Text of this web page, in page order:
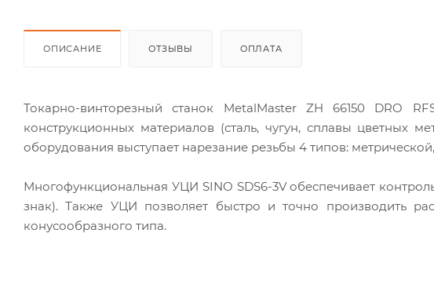
ОПИСАНИЕ ОТЗЫВЫ ОПЛАТА
Токарно-винторезный станок MetalMaster ZH 66150 DRO
конструкционных материалов (сталь, чугун, сплавы цветных
оборудования выступает нарезание резьбы 4 типов:
Многофункциональная УЦИ SINO SDS6-3V обеспечивает
знак). Также УЦИ позволяет быстро и точно производить
конусообразного типа.